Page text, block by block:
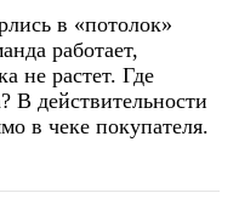
в «потолок»
работает,
не растет. Где
В действительности
в чеке покупателя.